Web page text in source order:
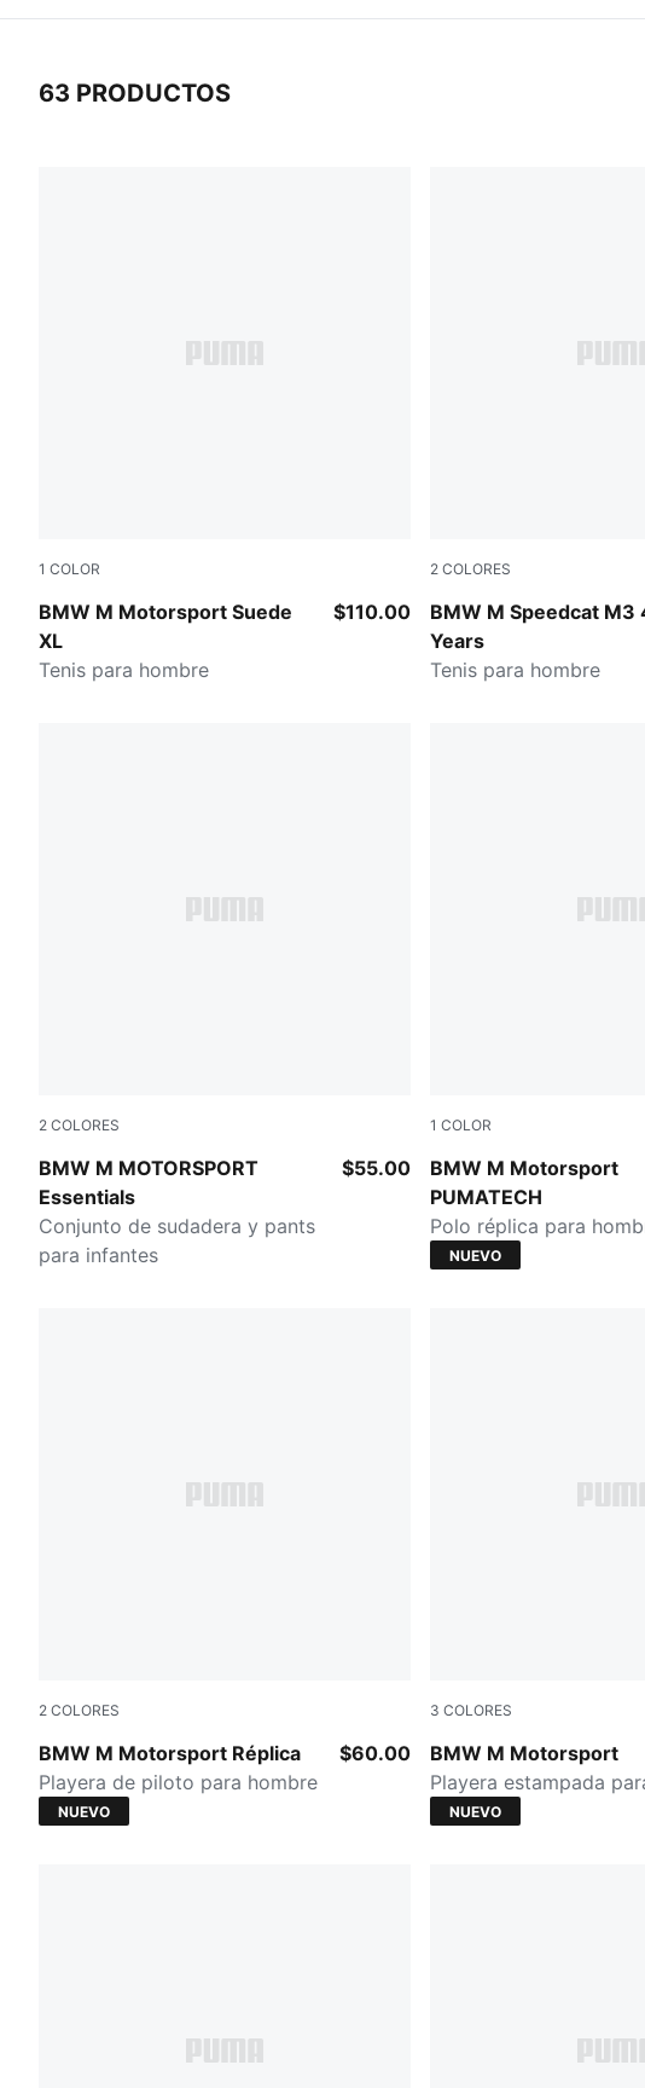
63 PRODUCTOS
1 COLOR
BMW M Motorsport Suede
XL
PUMA Black-Pro Blue
Tenis para hombre
$110.00
2 COLORES
BMW M Speedcat M3
Years
Dazzling Yellow-PUMA
Tenis para hombre
2 COLORES
BMW M MOTORSPORT
Essentials
PUMA BLACK
Conjunto de sudadera y pants
para infantes
$55.00
1 COLOR
BMW M Motorsport
PUMATECH
PUMA BLACK
Polo réplica para
NUEVO
2 COLORES
BMW M Motorsport Réplica
PUMA BLACK
Playera de piloto para hombre
$60.00
NUEVO
3 COLORES
BMW M Motorsport
PUMA WHITE
Playera estampada
NUEVO